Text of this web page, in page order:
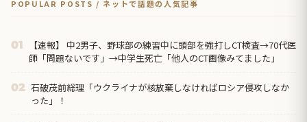
POPULAR POSTS / ネットで話題の人気記事
01
【速報】 中2男子、野球部の練習中に頭部を強打しCT検査→70代医
師「問題ないです」→中学生死亡「他人のCT画像みてました」
02 石破茂前総理「ウクライナが核放棄しなければロシア侵攻しなか
った」！